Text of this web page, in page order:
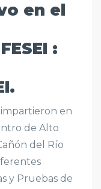
en el
:
en
de Alto
del Río
y Pruebas de